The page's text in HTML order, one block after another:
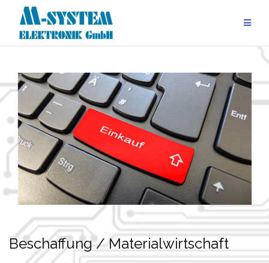
Inhalt
springen
Beschaffung / Materialwirtschaft